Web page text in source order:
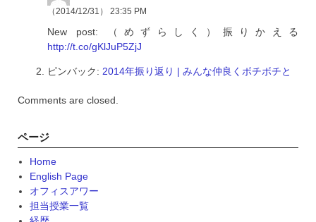
（2014/12/31） 23:35 PM
New post: （めずらしく）振りかえる
http://t.co/gKlJuP5ZjJ
ピンバック: 2014年振り返り | みんな仲良くボチボチと
Comments are closed.
ページ
Home
English Page
オフィスアワー
担当授業一覧